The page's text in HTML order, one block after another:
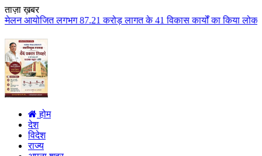
ताज़ा ख़बर
लागत के 41 विकास कार्यों का किया लोकार्पण एवं भूमिपूजन
होम
देश
विदेश
राज्य